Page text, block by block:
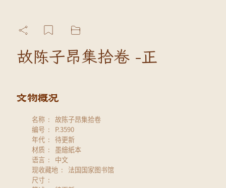
故陈子昂集拾卷 -正
名称
故陈子昂集拾卷
编号
P.3590
年代
待更新
材质
墨繪紙本
语言
中文
现收藏地
法国国家图书馆
尺寸